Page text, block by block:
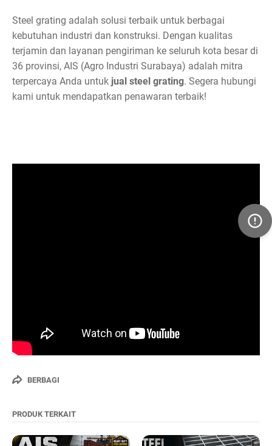
Steel grating adalah solusi terbaik untuk berbagai
kebutuhan industri dan konstruksi. Dengan kualitas
terjamin dan layanan pengiriman ke seluruh kota besar di
36 provinsi, AIS (Agro Industri Surabaya) adalah mitra
terpercaya Anda untuk jual steel grating. Segera hubungi
kami untuk mendapatkan penawaran terbaik!
BERBAGI
PRODUK TERKAIT